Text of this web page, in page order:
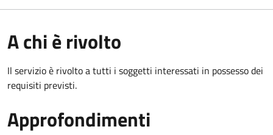
A chi è rivolto
Il servizio è rivolto a tutti i soggetti interessati in possesso dei
requisiti previsti.
Approfondimenti